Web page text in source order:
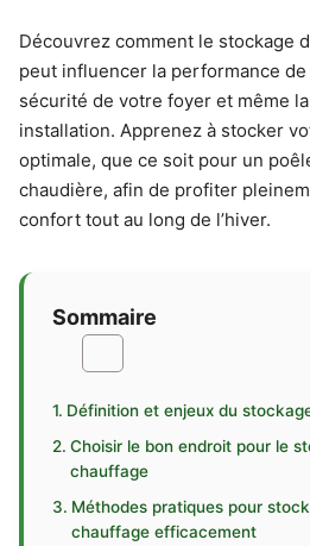
Découvrez comment le stockage
peut influencer la performance
sécurité de votre foyer et même
installation. Apprenez à stocker
optimale, que ce soit pour un
chaudière, afin de profiter
confort tout au long de l’hiver.
Sommaire
Définition et enjeux du
Choisir le bon endroit pour le
chauffage
Méthodes pratiques pour
chauffage efficacement